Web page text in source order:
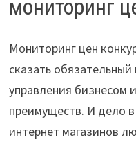
мониторинг
Мониторинг цен
сказать
управления бизнесом
преимуществ. И дело
интернет магазинов